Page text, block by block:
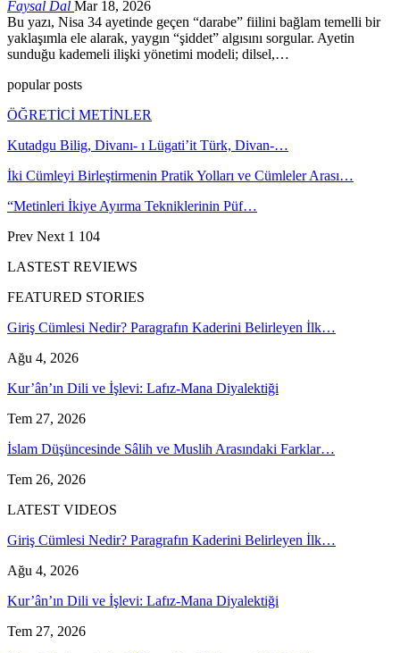
Faysal Dal Mar 18, 2026
Bu yazı, Nisa 34 ayetinde geçen “darabe” fiilini bağlam temelli bir
yaklaşımla ele alarak, yaygın “şiddet” algısını sorgular. Ayetin
sunduğu kademeli ilişki yönetimi modeli; dilsel,…
popular posts
ÖĞRETİCİ METİNLER
Kutadgu Bilig, Divanı- ı Lügati’it Türk, Divan-…
İki Cümleyi Birleştirmenin Pratik Yolları ve Cümleler Arası…
“Metinleri İkiye Ayırma Tekniklerinin Püf…
Prev Next 1 104
LASTEST REVIEWS
FEATURED STORIES
Giriş Cümlesi Nedir? Paragrafın Kaderini Belirleyen İlk…
Ağu 4, 2026
Kur’ân’ın Dili ve İşlevi: Lafız-Mana Diyalektiği
Tem 27, 2026
İslam Düşüncesinde Sâlih ve Muslih Arasındaki Farklar…
Tem 26, 2026
LATEST VIDEOS
Giriş Cümlesi Nedir? Paragrafın Kaderini Belirleyen İlk…
Ağu 4, 2026
Kur’ân’ın Dili ve İşlevi: Lafız-Mana Diyalektiği
Tem 27, 2026